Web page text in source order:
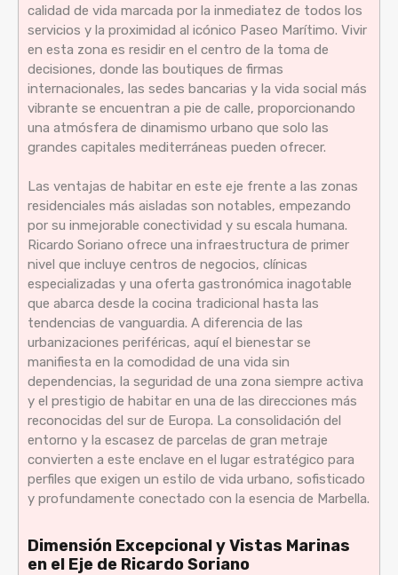
calidad de vida marcada por la inmediatez de todos los
servicios y la proximidad al icónico Paseo Marítimo. Vivir
en esta zona es residir en el centro de la toma de
decisiones, donde las boutiques de firmas
internacionales, las sedes bancarias y la vida social más
vibrante se encuentran a pie de calle, proporcionando
una atmósfera de dinamismo urbano que solo las
grandes capitales mediterráneas pueden ofrecer.
Las ventajas de habitar en este eje frente a las zonas
residenciales más aisladas son notables, empezando
por su inmejorable conectividad y su escala humana.
Ricardo Soriano ofrece una infraestructura de primer
nivel que incluye centros de negocios, clínicas
especializadas y una oferta gastronómica inagotable
que abarca desde la cocina tradicional hasta las
tendencias de vanguardia. A diferencia de las
urbanizaciones periféricas, aquí el bienestar se
manifiesta en la comodidad de una vida sin
dependencias, la seguridad de una zona siempre activa
y el prestigio de habitar en una de las direcciones más
reconocidas del sur de Europa. La consolidación del
entorno y la escasez de parcelas de gran metraje
convierten a este enclave en el lugar estratégico para
perfiles que exigen un estilo de vida urbano, sofisticado
y profundamente conectado con la esencia de Marbella.
Dimensión Excepcional y Vistas Marinas
en el Eje de Ricardo Soriano